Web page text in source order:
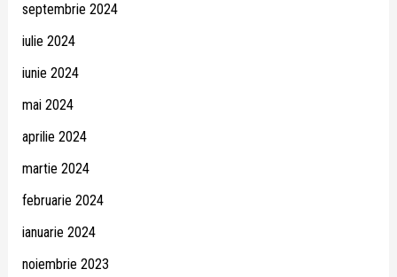
septembrie 2024
iulie 2024
iunie 2024
mai 2024
aprilie 2024
martie 2024
februarie 2024
ianuarie 2024
noiembrie 2023